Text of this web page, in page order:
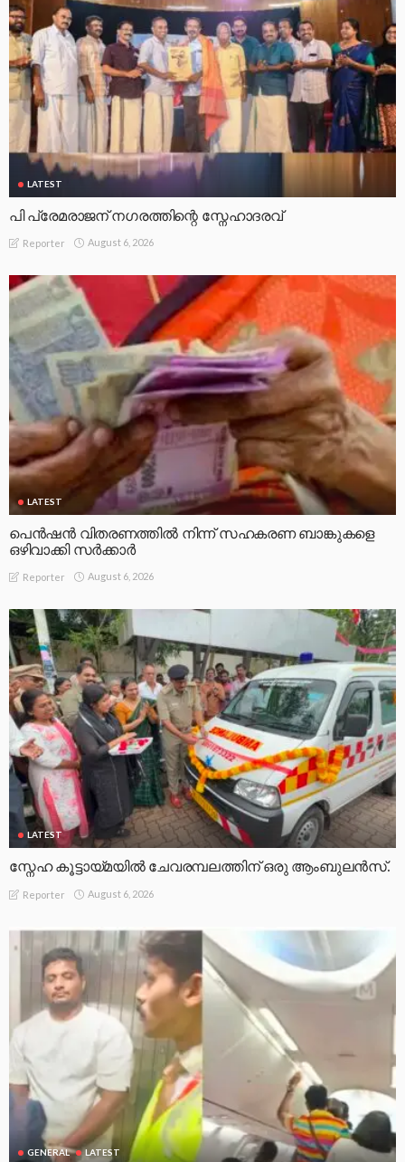
LATEST
പി പ്രേമരാജന് നഗരത്തിന്റെ സ്നേഹാദരവ്
Reporter August 6, 2026
LATEST
പെൻഷൻ വിതരണത്തിൽ നിന്ന് സഹകരണ ബാങ്കുകളെ
ഒഴിവാക്കി സർക്കാർ
Reporter August 6, 2026
LATEST
സ്നേഹ കൂട്ടായ്മയിൽ ചേവരമ്പലത്തിന് ഒരു ആംബുലൻസ്.
Reporter August 6, 2026
GENERAL LATEST